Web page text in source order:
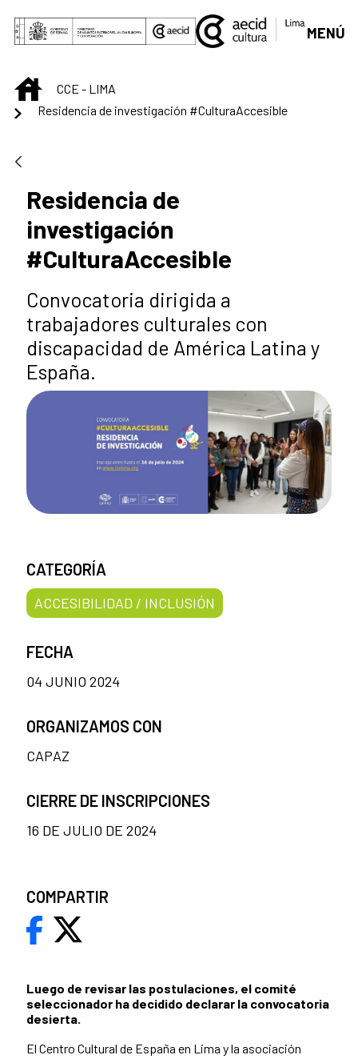
Saltar al contenido principal
MENÚ
INICIOCCE - LIMA
Residencia de investigación #CulturaAccesible
Residencia de
investigación
#CulturaAccesible
Convocatoria dirigida a
trabajadores culturales con
discapacidad de América Latina y
España.
Luego de revisar las postulaciones, el comité
seleccionador ha decidido declarar la convocatoria
desierta.
El Centro Cultural de España en Lima y la asociación
CATEGORÍA
ACCESIBILIDAD / INCLUSIÓN
FECHA
04 JUNIO 2024
ORGANIZAMOS CON
CAPAZ
CIERRE DE INSCRIPCIONES
16 DE JULIO DE 2024
COMPARTIR